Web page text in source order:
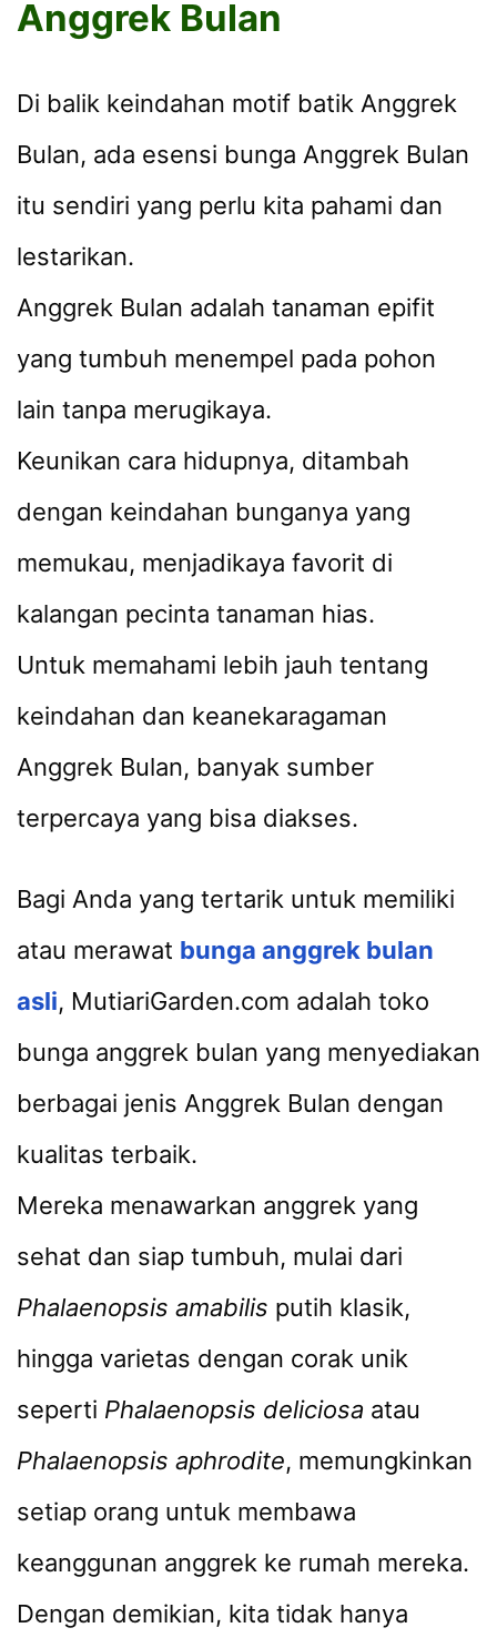
Anggrek Bulan
Di balik keindahan motif batik Anggrek
Bulan, ada esensi bunga Anggrek Bulan
itu sendiri yang perlu kita pahami dan
lestarikan.
Anggrek Bulan adalah tanaman epifit
yang tumbuh menempel pada pohon
lain tanpa merugikaya.
Keunikan cara hidupnya, ditambah
dengan keindahan bunganya yang
memukau, menjadikaya favorit di
kalangan pecinta tanaman hias.
Untuk memahami lebih jauh tentang
keindahan dan keanekaragaman
Anggrek Bulan, banyak sumber
terpercaya yang bisa diakses.
Bagi Anda yang tertarik untuk memiliki
atau merawat bunga anggrek bulan
asli, MutiariGarden.com adalah toko
bunga anggrek bulan yang menyediakan
berbagai jenis Anggrek Bulan dengan
kualitas terbaik.
Mereka menawarkan anggrek yang
sehat dan siap tumbuh, mulai dari
Phalaenopsis amabilis putih klasik,
hingga varietas dengan corak unik
seperti Phalaenopsis deliciosa atau
Phalaenopsis aphrodite, memungkinkan
setiap orang untuk membawa
keanggunan anggrek ke rumah mereka.
Dengan demikian, kita tidak hanya